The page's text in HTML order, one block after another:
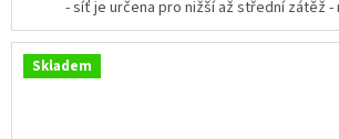
- síť je určena pro nižší až střední zátěž -
Skladem